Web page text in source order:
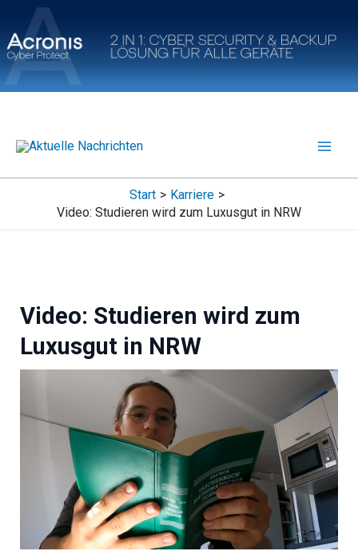
Inhalt
springen
Start
Karriere
Video: Studieren wird zum Luxusgut in NRW
Video: Studieren wird zum
Luxusgut in NRW